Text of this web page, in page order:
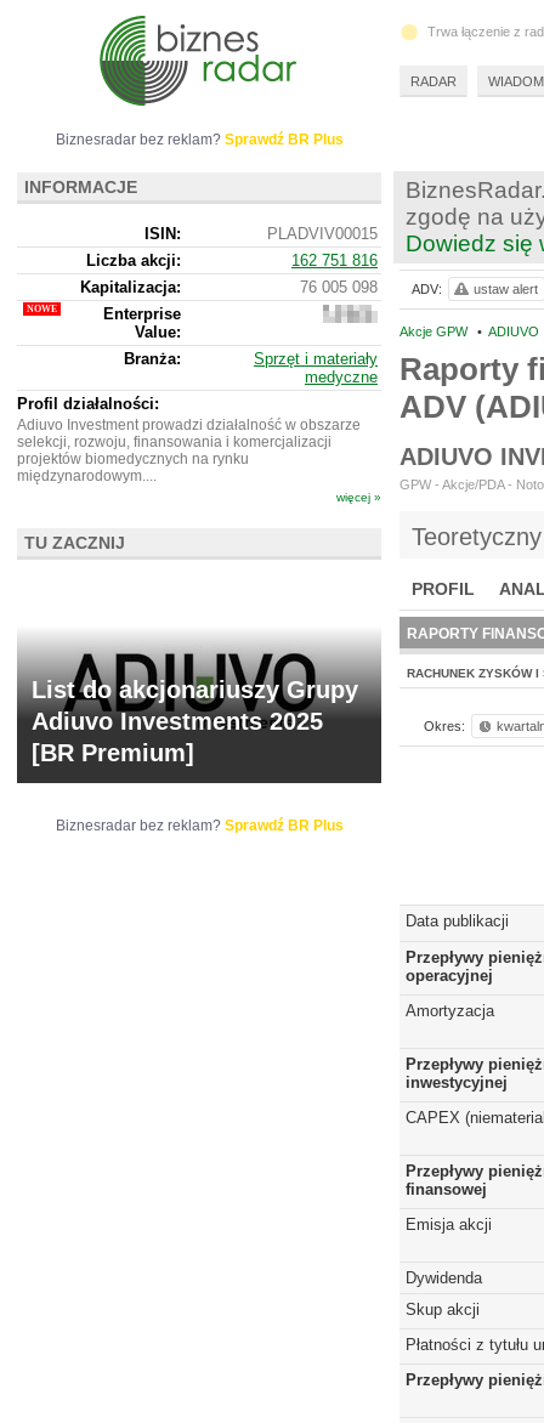
zgodę na
Dowiedz się
Akcje GPW • ADIUVO
Raporty
ADV
ADIUVO
GPW - Akcje/PDA -
PROFIL
BR LAB
RAPORTY
RACHUNEK ZYSKÓW I
Okres:
Data publikacji
Przepływy
operacyjnej
Amortyzacja
Przepływy
inwestycyjnej
CAPEX
Przepływy
finansowej
Emisja akcji
Dywidenda
Skup akcji
Płatności z tytułu
Przepływy
ADV: ustaw alert
Biznesradar bez reklam? Sprawdź BR Plus
INFORMACJE
ISIN:
PLADVIV00015
Liczba akcji:
162 751 816
Kapitalizacja:
76 005 098
Enterprise
Value:
100
098
Branża:
Sprzęt i materiały
medyczne
Profil działalności:
Adiuvo Investment prowadzi działalność w obszarze
selekcji, rozwoju, finansowania i komercjalizacji
projektów biomedycznych na rynku
międzynarodowym....
więcej »
TU ZACZNIJ
List do akcjonariuszy Grupy
Adiuvo Investments 2025
[BR Premium]
Biznesradar bez reklam? Sprawdź BR Plus
Trwa łączenie z
RADAR